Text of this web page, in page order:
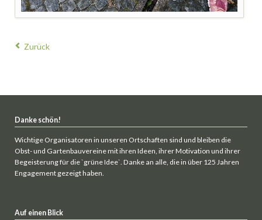
Zurück
Danke schön!
Wichtige Organisatoren in unseren Ortschaften sind und bleiben die
Obst- und Gartenbauvereine mit ihren Ideen, ihrer Motivation und ihrer
Begeisterung für die `grüne Idee`. Danke an alle, die in über 125 Jahren
Engagement gezeigt haben.
Auf einen Blick